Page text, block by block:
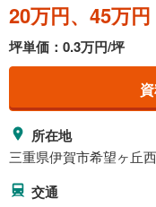
20万円、45万円
坪単価：0.3万円/坪
所在地
三重県伊賀市希望ヶ丘
交通